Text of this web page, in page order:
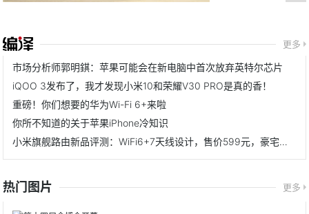
更多
市场分析师郭明錤：苹果可能会在新电脑中首次放弃英特尔芯片
iQOO 3发布了，我才发现小米10和荣耀V30 PRO是真的香！
重磅！你们想要的华为Wi-Fi 6+来啦
你所不知道的关于苹果iPhone冷知识
小米旗舰路由新品评测：WiFi6+7天线设计，售价599元，豪宅无惧
热门图片 更多